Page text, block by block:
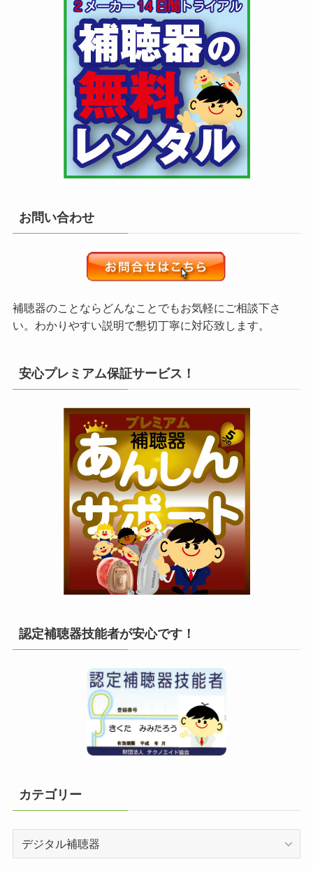
お問い合わせ
補聴器のことならどんなことでもお気軽にご相談下さ
い。わかりやすい説明で懇切丁寧に対応致します。
安心プレミアム保証サービス！
認定補聴器技能者が安心です！
カテゴリー